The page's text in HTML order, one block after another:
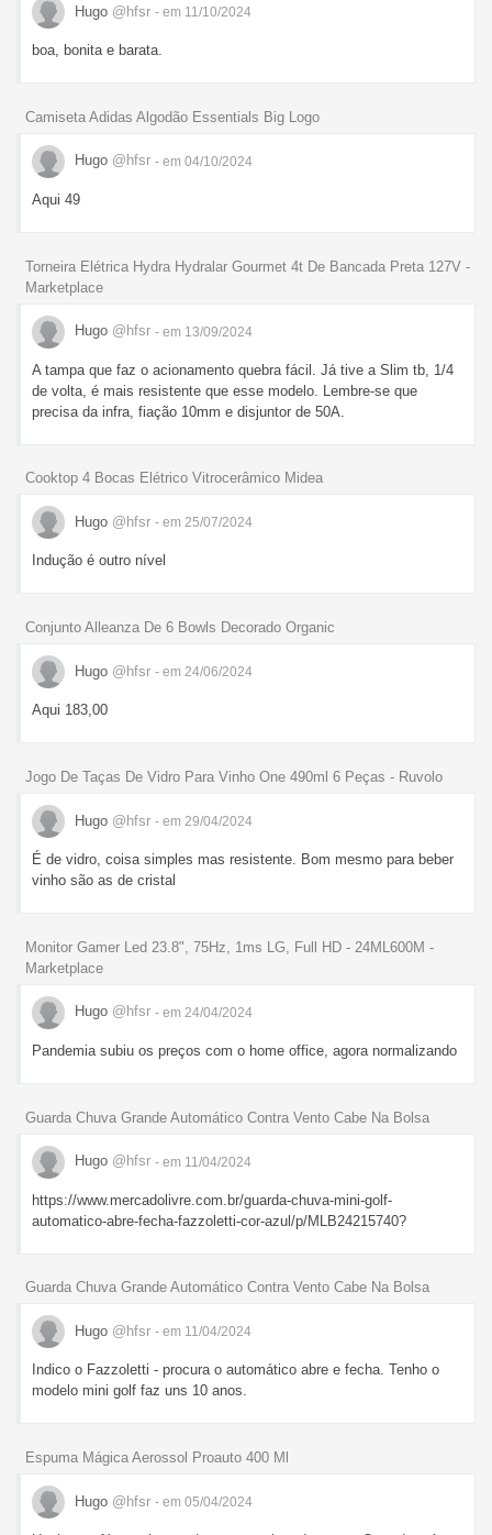
Hugo @hfsr - em 11/10/2024
boa, bonita e barata.
Camiseta Adidas Algodão Essentials Big Logo
Hugo @hfsr - em 04/10/2024
Aqui 49
Torneira Elétrica Hydra Hydralar Gourmet 4t De Bancada Preta 127V -
Marketplace
Hugo @hfsr - em 13/09/2024
A tampa que faz o acionamento quebra fácil. Já tive a Slim tb, 1/4
de volta, é mais resistente que esse modelo. Lembre-se que
precisa da infra, fiação 10mm e disjuntor de 50A.
Cooktop 4 Bocas Elétrico Vitrocerâmico Midea
Hugo @hfsr - em 25/07/2024
Indução é outro nível
Conjunto Alleanza De 6 Bowls Decorado Organic
Hugo @hfsr - em 24/06/2024
Aqui 183,00
Jogo De Taças De Vidro Para Vinho One 490ml 6 Peças - Ruvolo
Hugo @hfsr - em 29/04/2024
É de vidro, coisa simples mas resistente. Bom mesmo para beber
vinho são as de cristal
Monitor Gamer Led 23.8", 75Hz, 1ms LG, Full HD - 24ML600M -
Marketplace
Hugo @hfsr - em 24/04/2024
Pandemia subiu os preços com o home office, agora normalizando
Guarda Chuva Grande Automático Contra Vento Cabe Na Bolsa
Hugo @hfsr - em 11/04/2024
https://www.mercadolivre.com.br/guarda-chuva-mini-golf-
automatico-abre-fecha-fazzoletti-cor-azul/p/MLB24215740?
Guarda Chuva Grande Automático Contra Vento Cabe Na Bolsa
Hugo @hfsr - em 11/04/2024
Indico o Fazzoletti - procura o automático abre e fecha. Tenho o
modelo mini golf faz uns 10 anos.
Espuma Mágica Aerossol Proauto 400 Ml
Hugo @hfsr - em 05/04/2024